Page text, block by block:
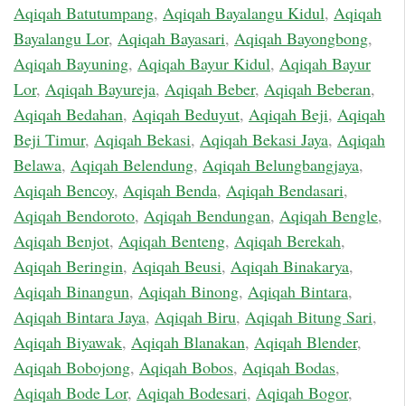
Aqiqah Batutumpang, Aqiqah Bayalangu Kidul, Aqiqah
Bayalangu Lor, Aqiqah Bayasari, Aqiqah Bayongbong,
Aqiqah Bayuning, Aqiqah Bayur Kidul, Aqiqah Bayur
Lor, Aqiqah Bayureja, Aqiqah Beber, Aqiqah Beberan,
Aqiqah Bedahan, Aqiqah Beduyut, Aqiqah Beji, Aqiqah
Beji Timur, Aqiqah Bekasi, Aqiqah Bekasi Jaya, Aqiqah
Belawa, Aqiqah Belendung, Aqiqah Belungbangjaya,
Aqiqah Bencoy, Aqiqah Benda, Aqiqah Bendasari,
Aqiqah Bendoroto, Aqiqah Bendungan, Aqiqah Bengle,
Aqiqah Benjot, Aqiqah Benteng, Aqiqah Berekah,
Aqiqah Beringin, Aqiqah Beusi, Aqiqah Binakarya,
Aqiqah Binangun, Aqiqah Binong, Aqiqah Bintara,
Aqiqah Bintara Jaya, Aqiqah Biru, Aqiqah Bitung Sari,
Aqiqah Biyawak, Aqiqah Blanakan, Aqiqah Blender,
Aqiqah Bobojong, Aqiqah Bobos, Aqiqah Bodas,
Aqiqah Bode Lor, Aqiqah Bodesari, Aqiqah Bogor,